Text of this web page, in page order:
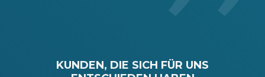
KUNDEN, DIE SICH FÜR UNS